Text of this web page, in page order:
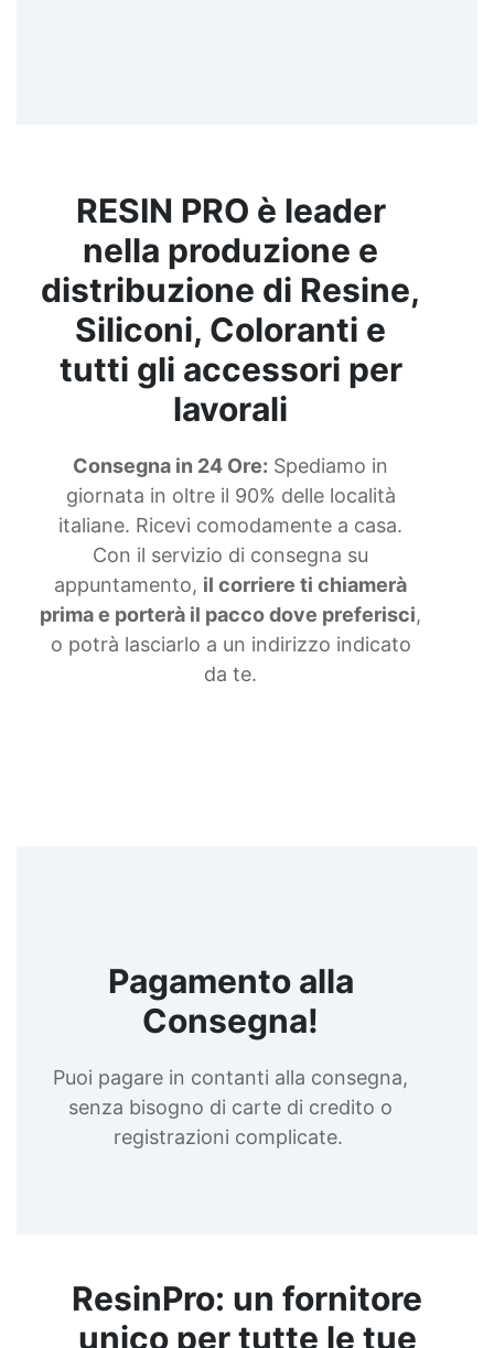
RESIN PRO è leader
nella produzione e
distribuzione di Resine,
Siliconi, Coloranti e
tutti gli accessori per
lavorali
Consegna in 24 Ore: Spediamo in
giornata in oltre il 90% delle località
italiane. Ricevi comodamente a casa.
Con il servizio di consegna su
appuntamento, il corriere ti chiamerà
prima e porterà il pacco dove preferisci,
o potrà lasciarlo a un indirizzo indicato
da te.
Pagamento alla
Consegna!
Puoi pagare in contanti alla consegna,
senza bisogno di carte di credito o
registrazioni complicate.
ResinPro: un fornitore
unico per tutte le tue